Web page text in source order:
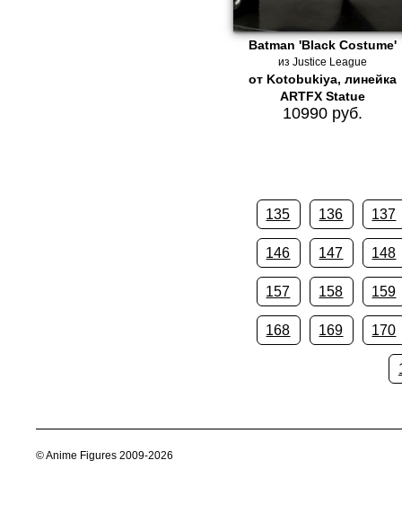
Batman 'Black Costume'
из Justice League
от Kotobukiya, линейка
ARTFX Statue
10990 руб.
135 136 137
146 147 148
157 158 159
168 169 170
© Anime Figures 2009-2026